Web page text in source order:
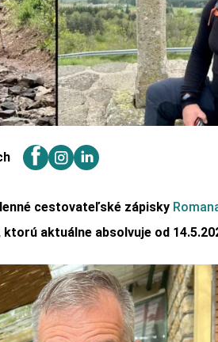
cestovateľské zápisky
aktuálne absolvuje od